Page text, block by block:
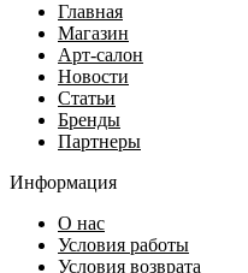
Главная
Магазин
Арт-салон
Новости
Статьи
Бренды
Партнеры
Информация
О нас
Условия работы
Условия возврата